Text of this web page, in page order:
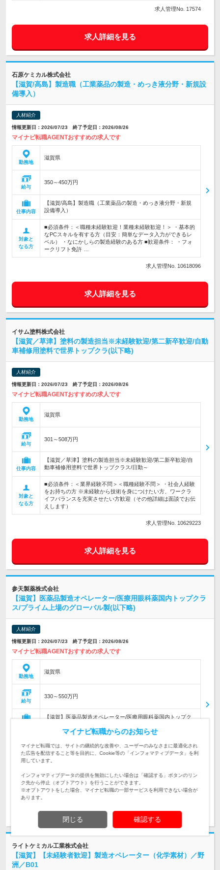
求人管理No. 17574
求人詳細を見る
石原ケミカル株式会社
【滋賀/高島】製造職（工業薬品の製造・めっき液分野・新規設
備導入）
人材紹介
情報更新日：2026/07/23 終了予定日：2026/08/26
マイナビ転職AGENTおすすめの求人です
勤務地
滋賀県
給与
350～450万円
仕事内容
【滋賀/高島】製造職（工業薬品の製造・めっき液分野・新規
設備導入）
対象と
なる方
■必須条件：＜職種未経験歓迎！業種未経験歓迎！＞ ・基本的
なPCスキルを有する方（目安：簡単なデータ入力ができるレ
ベル） ・なにかしらの製造経験のある方 ■歓迎条件： ・フォ
ークリフト免許 …
求人管理No. 10618096
求人詳細を見る
イサム塗料株式会社
【滋賀／草津】塗料の製造担当※未経験歓迎/第二新卒歓迎/自動
車補修用塗料で世界トップクラ(以下略)
人材紹介
情報更新日：2026/07/23 終了予定日：2026/08/26
マイナビ転職AGENTおすすめの求人です
勤務地
滋賀県
給与
301～508万円
仕事内容
【滋賀／草津】塗料の製造担当※未経験歓迎/第二新卒歓迎/自
動車補修用塗料で世界トップクラス/日勤～
対象と
なる方
■必須条件：＜業界経験不問＞＜職種経験不問＞ ・社会人経験
をお持ちの方 ※未経験から技術を身につけたい方、ワークラ
イフバランスを充実させたい方歓迎（その他詳細は面談でお伝
えします）
求人管理No. 10629223
求人詳細を見る
参天製薬株式会社
【滋賀】医薬品製造オペレーター/医療用眼科薬国内トップクラ
ス/プライム上場のグローバル製(以下略)
人材紹介
情報更新日：2026/07/23 終了予定日：2026/08/26
マイナビ転職AGENTおすすめの求人です
勤務地
滋賀県
給与
330～550万円
【滋賀】医薬品製造オペレーター/医療用眼科薬国内トップク
対象と
なる方
る方、チームでの業務に前向きな方など 【歓迎経験】 ・製造
業での業務経験をお持ちの方 【休日実績】 24年実績と予定 G
W休暇…
求人管理No. 10480038
ライトケミカル工業株式会社
【滋賀】【未経験者歓迎】製造オペレーター（化学素材）／野
洲／B01
マイナビ転職からのお知らせ
マイナビ転職では、サイトの継続的な改善や、ユーザーのみなさまに最適化され
た広告を配信すること等を目的に、Cookie等の「インフォマティブデータ」を利
用しています。
インフォマティブデータの提供を無効にしたい場合は「確認する」ボタンのリン
ク先から停止（オプトアウト）を行うことができます。
※オプトアウトをした場合、マイナビ転職の一部サービスを利用できない場合が
あります。
閉じる 確認する